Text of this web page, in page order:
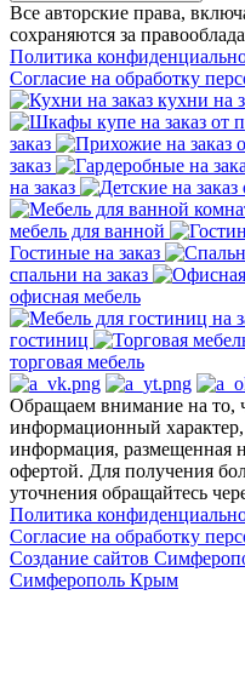
Все авторские права,
сохраняются за
Политика
Согласие на обработку
кухни на
заказ
заказ
на заказ
мебель для ванной
Гостиные на заказ
спальни на заказ
офисная мебель
гостиниц
торговая мебель
Обращаем внимание на то,
информационный характер,
информация, размещенная
офертой. Для получения
уточнения обращайтесь
Политика
Согласие на обработку
Создание сайтов
Симферополь Крым